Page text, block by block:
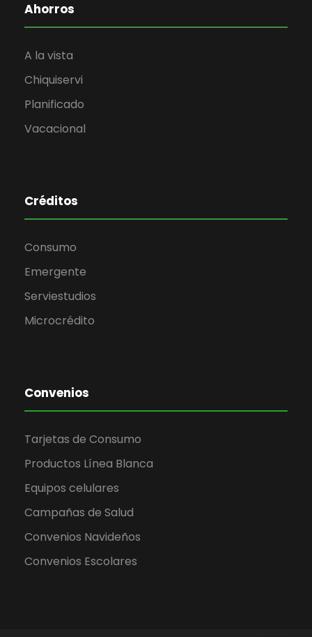
Ahorros
A la vista
Chiquiservi
Planificado
Vacacional
Créditos
Consumo
Emergente
Serviestudios
Microcrédito
Convenios
Tarjetas de Consumo
Productos Línea Blanca
Equipos celulares
Campañas de Salud
Convenios Navideños
Convenios Escolares